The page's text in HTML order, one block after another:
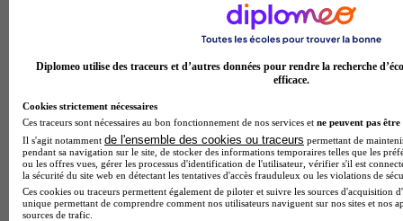
Accédez au cœur des technologies énergétiques et des enjeux
environnementaux avec le Bac technologique STI2D,
Julliot de la Mora…
Diplomeo utilise des traceurs et d’autres données pour rendre la recherche
efficace.
Cookies strictement nécessaires
Ces traceurs sont nécessaires au bon fonctionnement de nos services et ne peuvent pas être
Il s'agit notamment de l'ensemble des cookies ou traceurs permettant de
pendant sa navigation sur le site, de stocker des informations temporaires telles que les
ou les offres vues, gérer les processus d'identification de l'utilisateur, vérifier s'il est
la sécurité du site web en détectant les tentatives d'accès frauduleux ou les violations de
Ces cookies ou traceurs permettent également de piloter et suivre les sources d'acquisition
unique permettant de comprendre comment nos utilisateurs naviguent sur nos sites et nos
sources de trafic.